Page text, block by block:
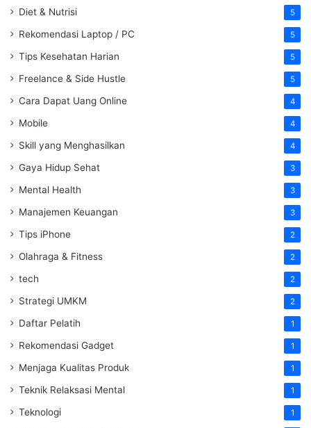
Diet & Nutrisi 5
Rekomendasi Laptop / PC 5
Tips Kesehatan Harian 5
Freelance & Side Hustle 5
Cara Dapat Uang Online 4
Mobile 4
Skill yang Menghasilkan 4
Gaya Hidup Sehat 3
Mental Health 3
Manajemen Keuangan 3
Tips iPhone 2
Olahraga & Fitness 2
tech 2
Strategi UMKM 2
Daftar Pelatih 1
Rekomendasi Gadget 1
Menjaga Kualitas Produk 1
Teknik Relaksasi Mental 1
Teknologi 1